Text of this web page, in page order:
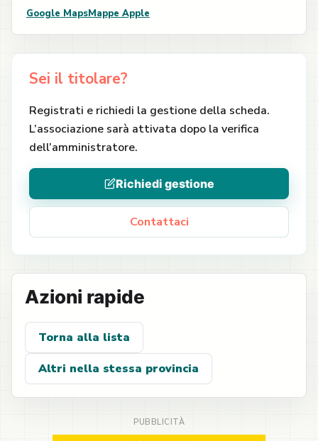
Google MapsMappe Apple
Sei il titolare?
Registrati e richiedi la gestione della scheda.
L’associazione sarà attivata dopo la verifica
dell’amministratore.
Richiedi gestione
Contattaci
Azioni rapide
Torna alla lista
Altri nella stessa provincia